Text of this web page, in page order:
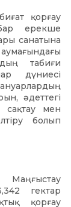
қорғау
ерекше
санатына
табиғи
дүниесі
әдеттегі
сақтау мен
болып
Маңғыстау
гектар
қорғау